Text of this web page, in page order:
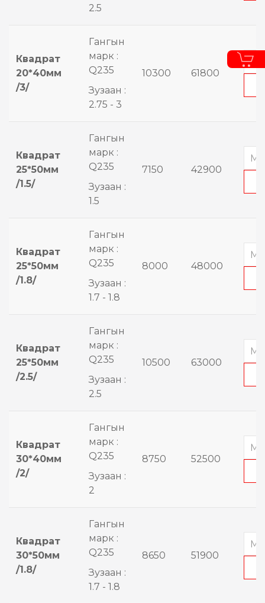
2.5
Квадрат
20*40мм
/3/
Гангын
марк :
Q235
Зузаан :
2.75 - 3
10300 61800
Квадрат
25*50мм
/1.5/
Гангын
марк :
Q235
Зузаан :
1.5
7150 42900
Квадрат
25*50мм
/1.8/
Гангын
марк :
Q235
Зузаан :
1.7 - 1.8
8000 48000
Квадрат
25*50мм
/2.5/
Гангын
марк :
Q235
Зузаан :
2.5
10500 63000
Квадрат
30*40мм
/2/
Гангын
марк :
Q235
Зузаан :
2
8750 52500
Квадрат
30*50мм
/1.8/
Гангын
марк :
Q235
Зузаан :
1.7 - 1.8
8650 51900